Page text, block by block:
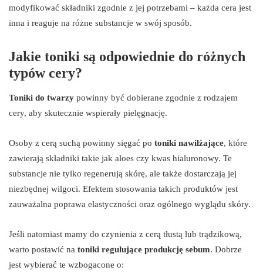
modyfikować składniki zgodnie z jej potrzebami – każda cera jest
inna i reaguje na różne substancje w swój sposób.
Jakie toniki są odpowiednie do różnych
typów cery?
Toniki do twarzy powinny być dobierane zgodnie z rodzajem
cery, aby skutecznie wspierały pielęgnację.
Osoby z cerą suchą powinny sięgać po toniki nawilżające, które
zawierają składniki takie jak aloes czy kwas hialuronowy. Te
substancje nie tylko regenerują skórę, ale także dostarczają jej
niezbędnej wilgoci. Efektem stosowania takich produktów jest
zauważalna poprawa elastyczności oraz ogólnego wyglądu skóry.
Jeśli natomiast mamy do czynienia z cerą tłustą lub trądzikową,
warto postawić na toniki regulujące produkcję sebum. Dobrze
jest wybierać te wzbogacone o: